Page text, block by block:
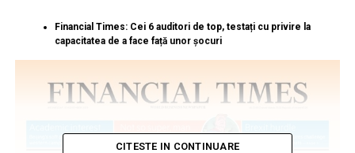
Financial Times: Cei 6 auditori de top, testați cu privire la
capacitatea de a face față unor șocuri
CITESTE IN CONTINUARE